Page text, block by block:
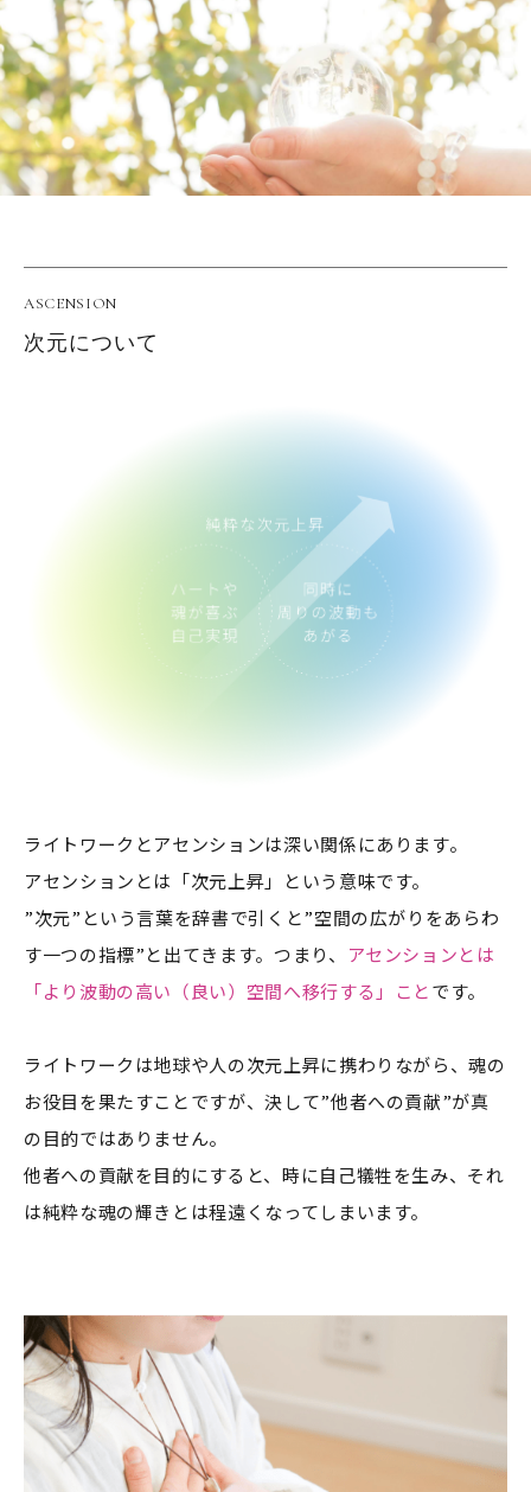
ASCENSION
次元について
ライトワークとアセンションは深い関係にあります。
アセンションとは「次元上昇」という意味です。
”次元”という言葉を辞書で引くと”空間の広がりをあらわ
す一つの指標”と出てきます。つまり、
アセンションとは
「より波動の高い（良い）空間へ移行する」ことです。
ライトワークは地球や人の次元上昇に携わりながら、魂の
お役目を果たすことですが、決して”他者への貢献”が真
の目的ではありません。
他者への貢献を目的にすると、時に自己犠牲を生み、それ
は純粋な魂の輝きとは程遠くなってしまいます。